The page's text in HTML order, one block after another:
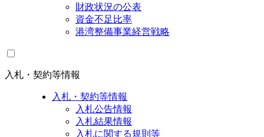
財政状況の公表
資金不足比率
港湾整備事業経営戦略
入札・契約等情報
入札・契約等情報
入札公告情報
入札結果情報
入札に関する規則等